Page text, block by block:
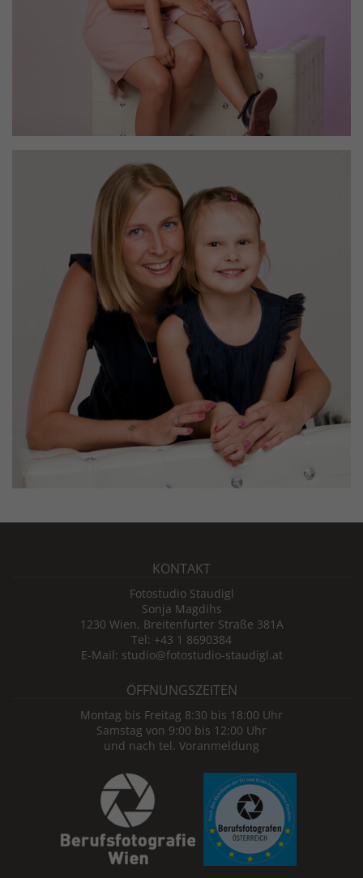
KONTAKT
Fotostudio Staudigl
Sonja Magdihs
1230 Wien, Breitenfurter Straße 381A
Tel: +43 1 8690384
E-Mail: studio@fotostudio-staudigl.at
ÖFFNUNGSZEITEN
Montag bis Freitag 8:30 bis 18:00 Uhr
Samstag von 9:00 bis 12:00 Uhr
und nach tel. Voranmeldung